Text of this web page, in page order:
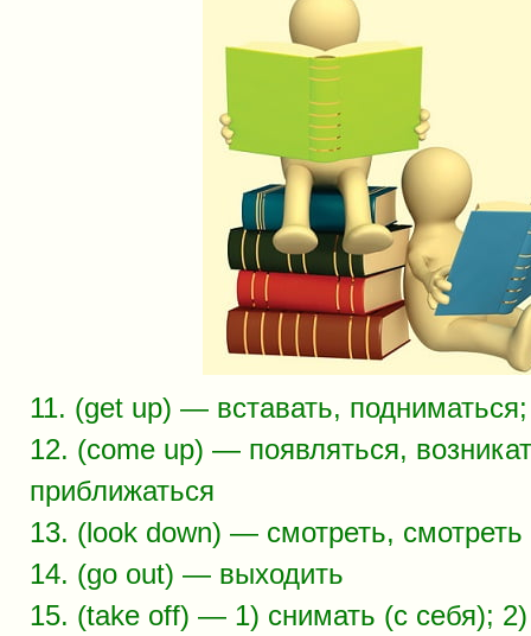
11. (get up) — вставать,
12. (come up) — появляться,
приближаться
13. (look down) — смотреть, смотреть
14. (go out) — выходить
15. (take off) — 1) снимать (с себя); 2)